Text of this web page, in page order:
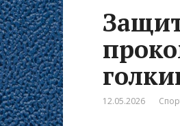
12.05.2026